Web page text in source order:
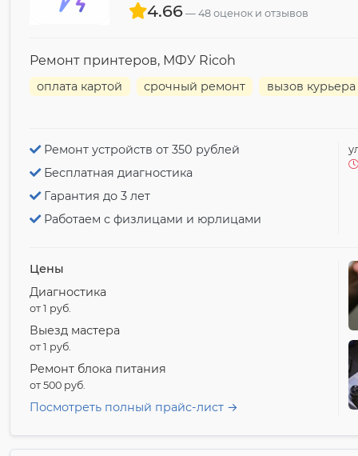
4.66 48 оценок и отзывов
Ремонт принтеров, МФУ Ricoh
оплата картой срочный ремонт вызов курьера
Ремонт устройств от 350 рублей
Бесплатная диагностика
Гарантия до 3 лет
Работаем с физлицами и юрлицами
Цены
Диагностика
от 1 pyб.
Выезд мастера
от 1 pyб.
Ремонт блока питания
от 500 pyб.
Посмотреть полный прайс-лист →